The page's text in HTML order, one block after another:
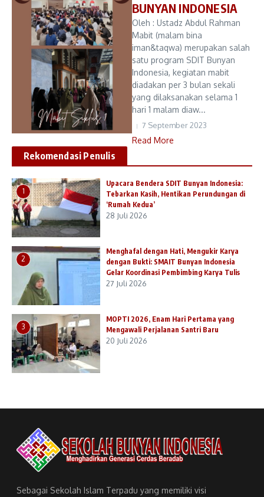
BUNYAN INDONESIA
Oleh : Ustadz Abdul Rahman
Mabit (malam bina
iman&taqwa) merupakan salah
satu program SDIT Bunyan
Indonesia, kegiatan mabit
diadakan per 3 bulan sekali
yang dilaksanakan selama 1
hari 1 malam diaw...
7 September 2023
Read More
Rekomendasi Penulis
1
Upacara Bendera SDIT Bunyan Indonesia:
Tebarkan Kasih, Hentikan Perundungan di
‘Rumah Kedua’
28 Juli 2026
2
Menghafal dengan Hati, Mengukir Karya
dengan Bukti: SMAIT Bunyan Indonesia
Gelar Koordinasi Pembimbing Karya Tulis
27 Juli 2026
3
MOPTI 2026, Enam Hari Pertama yang
Mengawali Perjalanan Santri Baru
20 Juli 2026
Sebagai Sekolah Islam Terpadu yang memiliki visi